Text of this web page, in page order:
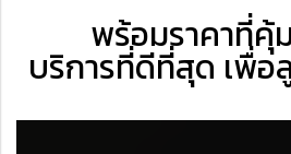
พร้อมราคาที่คุ้
บริการที่ดีที่สุด เพื่อ